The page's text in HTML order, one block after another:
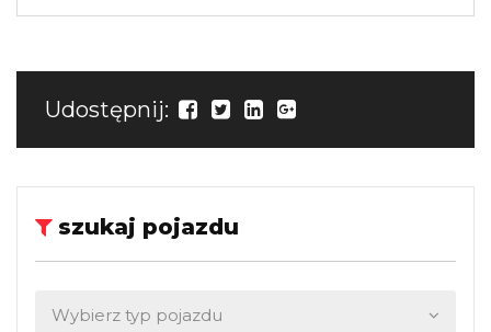
Udostępnij:
szukaj pojazdu